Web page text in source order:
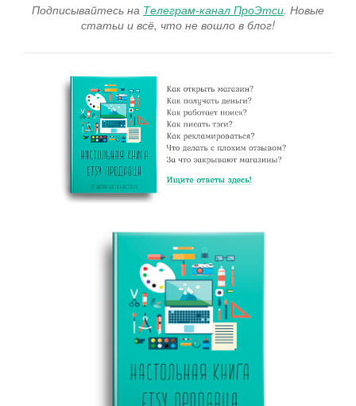
Подписывайтесь на Телеграм-канал ПроЭтси. Новые
статьи и всё, что не вошло в блог!